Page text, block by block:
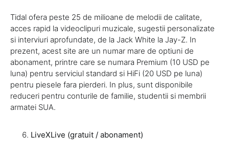
Tidal ofera peste 25 de milioane de melodii de calitate,
acces rapid la videoclipuri muzicale, sugestii personalizate
si interviuri aprofundate, de la Jack White la Jay-Z. In
prezent, acest site are un numar mare de optiuni de
abonament, printre care se numara Premium (10 USD pe
luna) pentru serviciul standard si HiFi (20 USD pe luna)
pentru piesele fara pierderi. In plus, sunt disponibile
reduceri pentru conturile de familie, studentii si membrii
armatei SUA.
LiveXLive (gratuit / abonament)